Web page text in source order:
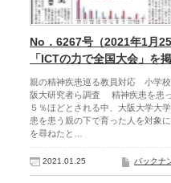
No．6267号（2021年1月
「ICTの力で全国大会」を
親の精神疾患巡る教員対応 小学校
阪大研究者ら調査 精神疾患を患
５％ほどとされる中、大阪大学大
患を患う親の下で育った人を対象
を尋ねたと…
2021.01.25 バックナ